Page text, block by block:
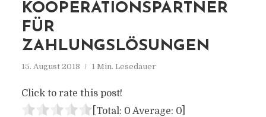
KOOPERATIONSPARTNER
FÜR
ZAHLUNGSLÖSUNGEN
15. August 2018 1 Min. Lesedauer
Click to rate this post!
[Total: 0 Average: 0]